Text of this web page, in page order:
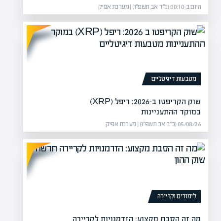
על עסקים מקומיים
את המודעות לאלימות נגד
להתמודד…
היום ב-00:10 (כ״ד אב תשפ״ו) | מערכת אפיק
מטבעות דיגיטליים
שוק הקריפטו ב-2026: ריפל (XRP)
במוקד ההתעניינות
05/08/26 (כ״ב אב תשפ״ו) | מערכת אפיק
לימודים וקריירה
מה זה הסבת מקצוע: הזדמנויות לקריירה